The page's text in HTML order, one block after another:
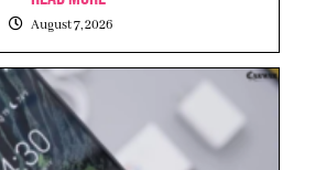
August 7, 2026